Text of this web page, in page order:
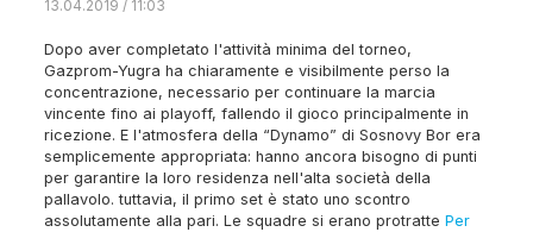
13.04.2019 / 11:03
Dopo aver completato l'attività minima del torneo,
Gazprom-Yugra ha chiaramente e visibilmente perso la
concentrazione, necessario per continuare la marcia
vincente fino ai playoff, fallendo il gioco principalmente in
ricezione. E l'atmosfera della “Dynamo” di Sosnovy Bor era
semplicemente appropriata: hanno ancora bisogno di punti
per garantire la loro residenza nell'alta società della
pallavolo. tuttavia, il primo set è stato uno scontro
assolutamente alla pari. Le squadre si erano protratte Per